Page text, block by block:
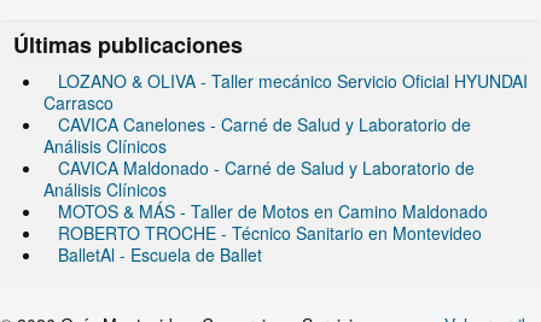
Últimas publicaciones
LOZANO & OLIVA - Taller mecánico Servicio Oficial HYUNDAI
Carrasco
CAVICA Canelones - Carné de Salud y Laboratorio de
Análisis Clínicos
CAVICA Maldonado - Carné de Salud y Laboratorio de
Análisis Clínicos
MOTOS & MÁS - Taller de Motos en Camino Maldonado
ROBERTO TROCHE - Técnico Sanitario en Montevideo
BalletAl - Escuela de Ballet